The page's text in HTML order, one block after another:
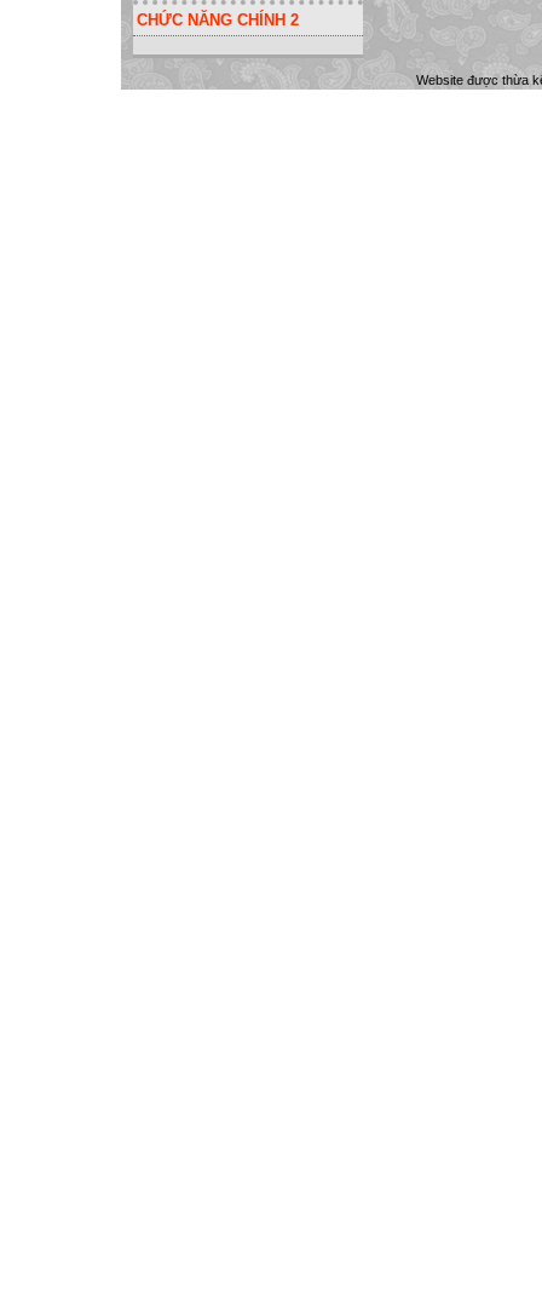
CHỨC NĂNG CHÍNH 2
Website được thừa